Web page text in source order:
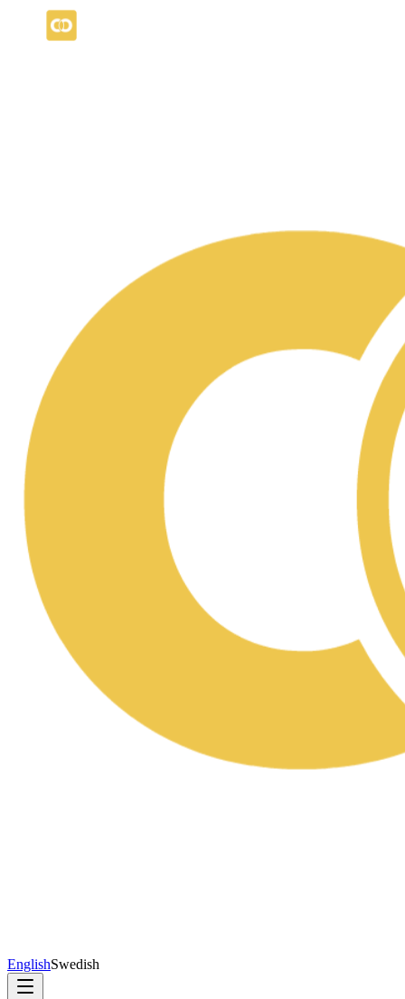
EnglishSwedish